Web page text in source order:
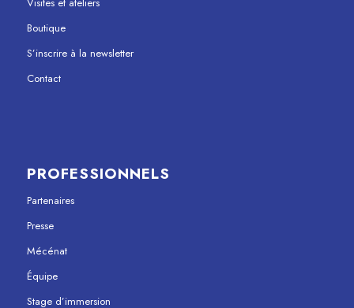
Boutique
S’inscrire à la newsletter
Contact
PROFESSIONNELS
Partenaires
Presse
Mécénat
Équipe
Stage d’immersion